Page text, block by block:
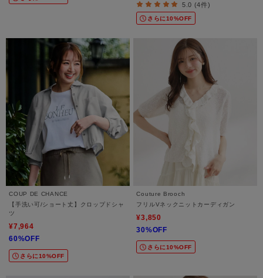
5.0 (4件)
さらに10%OFF
COUP DE CHANCE
【手洗い可/ショート丈】クロップドシャ
ツ
¥7,964
60%OFF
さらに10%OFF
Couture Brooch
フリルVネックニットカーディガン
¥3,850
30%OFF
さらに10%OFF